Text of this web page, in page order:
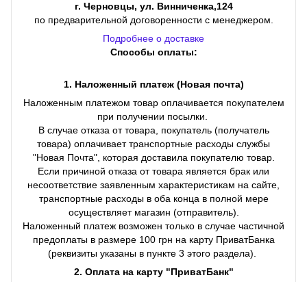
г. Черновцы, ул. Винниченка,124
по предварительной договоренности с менеджером.
Подробнее о доставке
Способы оплаты:
1. Наложенный платеж (Новая почта)
Наложенным платежом товар оплачивается покупателем
при получении посылки.
В случае отказа от товара, покупатель (получатель
товара) оплачивает транспортные расходы службы
"Новая Почта", которая доставила покупателю товар.
Если причиной отказа от товара является брак или
несоответствие заявленным характеристикам на сайте,
транспортные расходы в оба конца в полной мере
осуществляет магазин (отправитель).
Наложенный платеж возможен только в случае частичной
предоплаты в размере 100 грн на карту ПриватБанка
(реквизиты указаны в пункте 3 этого раздела).
2. Оплата на карту "ПриватБанк"